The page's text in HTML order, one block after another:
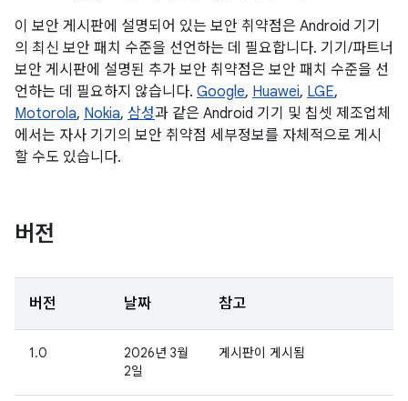
이 보안 게시판에 설명되어 있는 보안 취약점은 Android 기기
의 최신 보안 패치 수준을 선언하는 데 필요합니다. 기기/파트너
보안 게시판에 설명된 추가 보안 취약점은 보안 패치 수준을 선
언하는 데 필요하지 않습니다. Google, Huawei, LGE,
Motorola, Nokia, 삼성과 같은 Android 기기 및 칩셋 제조업체
에서는 자사 기기의 보안 취약점 세부정보를 자체적으로 게시
할 수도 있습니다.
버전
버전 날짜 참고
1.0
2026년 3월
2일
게시판이 게시됨